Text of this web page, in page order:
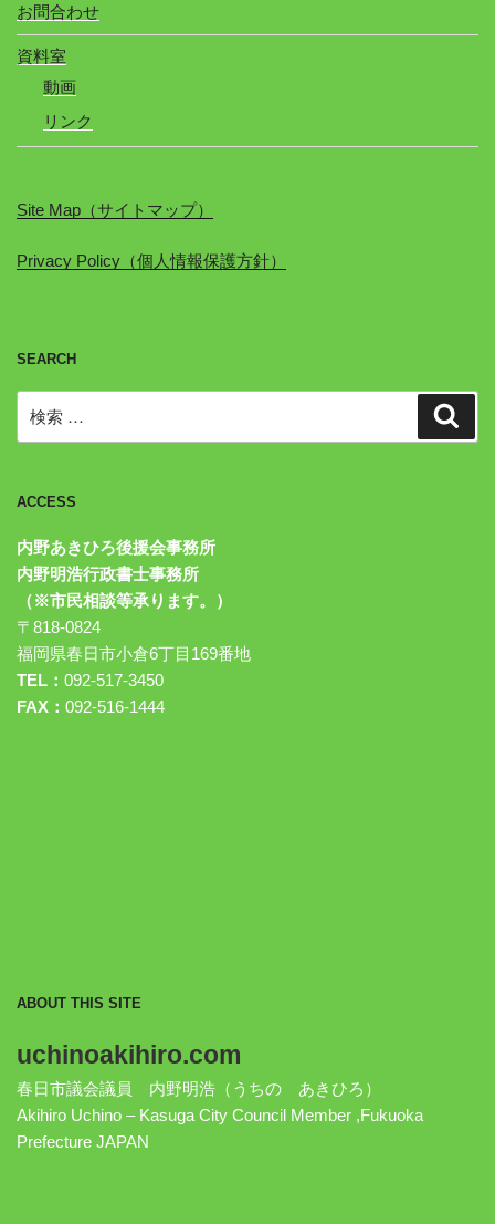
お問合わせ
資料室
動画
リンク
Site Map（サイトマップ）
Privacy Policy（個人情報保護方針）
SEARCH
索:
ACCESS
内野あきひろ後援会事務所
内野明浩行政書士事務所
（※市民相談等承ります。）
〒818-0824
福岡県春日市小倉6丁目169番地
TEL： 092-517-3450
FAX： 092-516-1444
ABOUT THIS SITE
uchinoakihiro.com
春日市議会議員 内野明浩（うちの あきひろ）
Akihiro Uchino – Kasuga City Council Member ,Fukuoka
Prefecture JAPAN